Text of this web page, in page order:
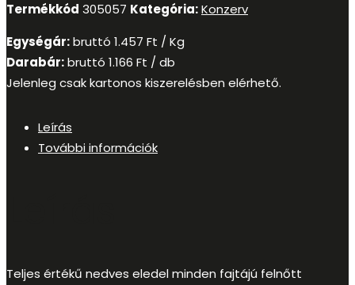
Termékkód 305057 Kategória:Konzerv
Egységár:bruttó 1.457 Ft / Kg
Darabár:bruttó 1.166 Ft / db
Jelenleg csak kartonos kiszerelésben elérhető.
Leírás
További információk
Teljes értékű nedves eledel minden fajtájú felnőtt